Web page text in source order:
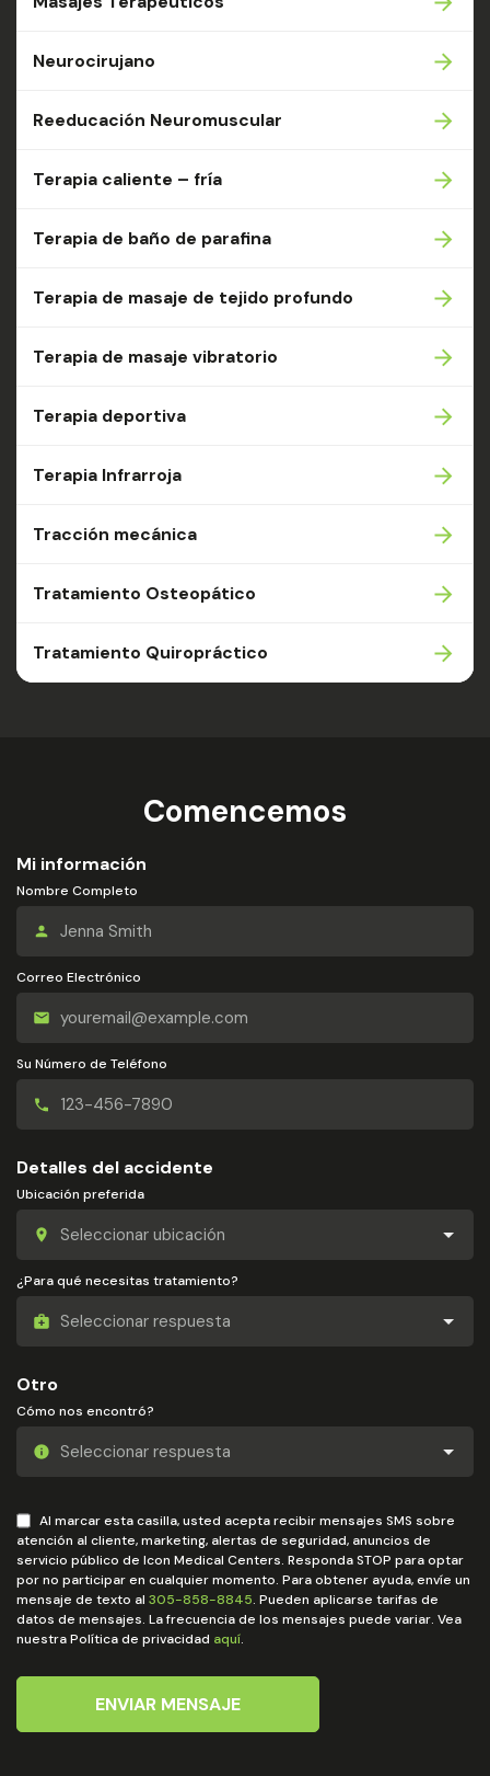
Neurocirujano
Reeducación Neuromuscular
Terapia caliente – fría
Terapia de baño de parafina
Terapia de masaje de tejido profundo
Terapia de masaje vibratorio
Terapia deportiva
Terapia Infrarroja
Tracción mecánica
Tratamiento Osteopático
Tratamiento Quiropráctico
Comencemos
Mi información
Nombre Completo
Correo Electrónico
Su Número de Teléfono
Detalles del accidente
Ubicación preferida
¿Para qué necesitas tratamiento?
Otro
Cómo nos encontró?
Al marcar esta casilla, usted acepta recibir mensajes SMS sobre
atención al cliente, marketing, alertas de seguridad, anuncios de
servicio público de Icon Medical Centers. Responda STOP para optar
por no participar en cualquier momento. Para obtener ayuda, envíe un
mensaje de texto al 305-858-8845. Pueden aplicarse tarifas de
datos de mensajes. La frecuencia de los mensajes puede variar. Vea
nuestra Política de privacidad aquí.
ENVIAR MENSAJE